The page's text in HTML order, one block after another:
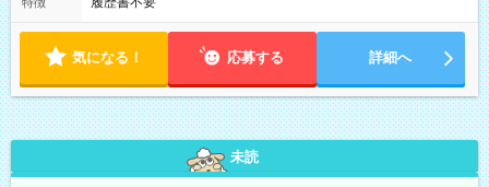
気になる！ 応募する 詳細へ
未読